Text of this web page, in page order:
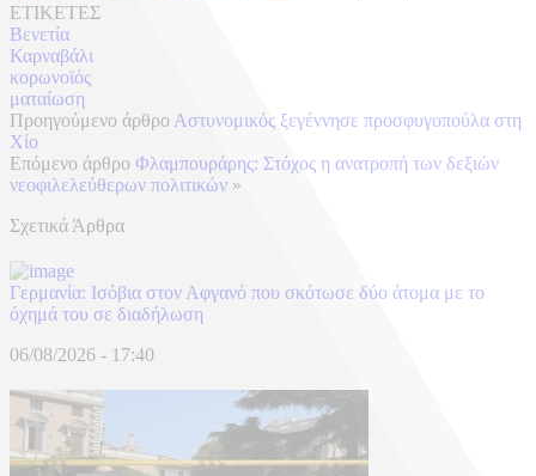
ΕΤΙΚΕΤΕΣ
Βενετία
Καρναβάλι
κορωνοϊός
ματαίωση
Προηγούμενο άρθρο Αστυνομικός ξεγέννησε προσφυγοπούλα στη
Χίο
Επόμενο άρθρο Φλαμπουράρης: Στόχος η ανατροπή των δεξιών
νεοφιλελεύθερων πολιτικών »
Σχετικά Άρθρα
Γερμανία: Ισόβια στον Αφγανό που σκότωσε δύο άτομα με το
όχημά του σε διαδήλωση
06/08/2026 - 17:40